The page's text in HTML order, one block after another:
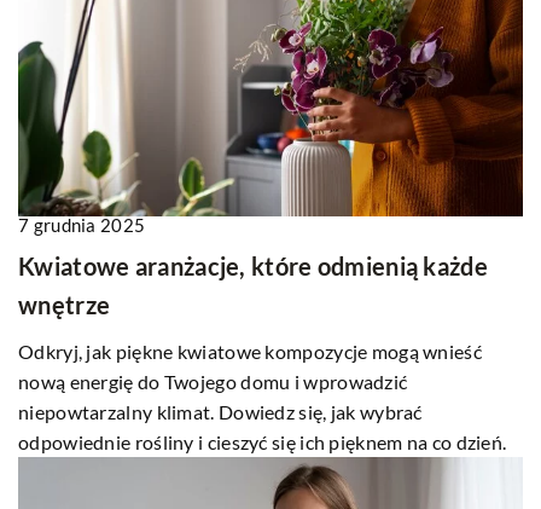
7 grudnia 2025
Kwiatowe aranżacje, które odmienią każde
wnętrze
Odkryj, jak piękne kwiatowe kompozycje mogą wnieść
nową energię do Twojego domu i wprowadzić
niepowtarzalny klimat. Dowiedz się, jak wybrać
odpowiednie rośliny i cieszyć się ich pięknem na co dzień.